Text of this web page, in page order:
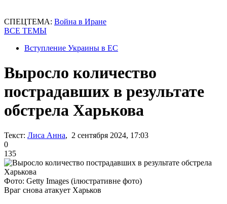
СПЕЦТЕМА: Война в Иране
ВСЕ ТЕМЫ
Вступление Украины в ЕС
Выросло количество
пострадавших в результате
обстрела Харькова
Текст: Лиса Анна, 2 сентября 2024, 17:03
0
135
Фото: Getty Images (ілюстративне фото)
Враг снова атакует Харьков